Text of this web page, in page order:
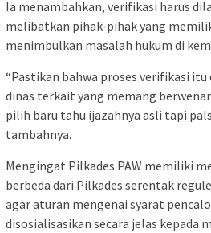
Ia menambahkan, verifikasi harus
melibatkan pihak-pihak yang
menimbulkan masalah hukum di
“Pastikan bahwa proses verifikasi itu
dinas terkait yang memang
pilih baru tahu ijazahnya asli tapi
tambahnya.
Mengingat Pilkades PAW memiliki
berbeda dari Pilkades serentak
agar aturan mengenai syarat
disosialisasikan secara jelas kepada